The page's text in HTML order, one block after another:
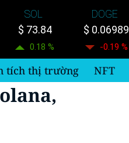
SOL
$ 73.84
0.18 %
DOGE
$ 0.06989
-0.19 %
tích thị trường NFT